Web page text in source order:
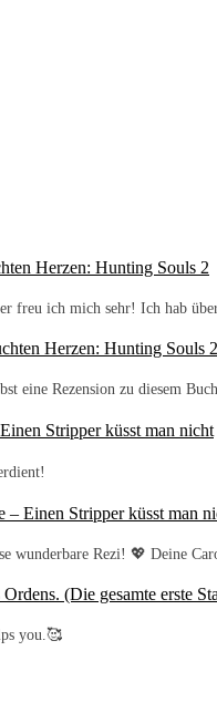
Herzen: Hunting Souls 2
freu ich mich sehr! Ich hab
Herzen: Hunting Souls 2
eine Rezension zu diesem
Stripper küsst man nicht
– Einen Stripper küsst man
wunderbare Rezi! 💖 Deine
(Die gesamte erste
you.🥰